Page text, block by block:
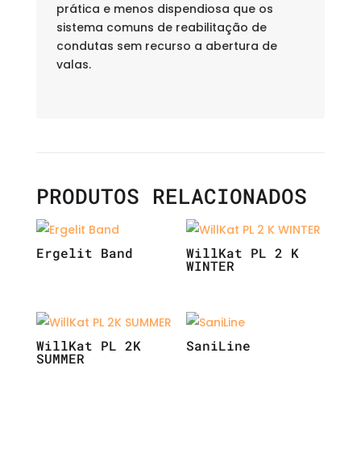
prática e menos dispendiosa que os
sistema comuns de reabilitação de
condutas sem recurso a abertura de
valas.
PRODUTOS RELACIONADOS
Ergelit Band WillKat PL 2 K
WINTER
WillKat PL 2K
SUMMER
SaniLine